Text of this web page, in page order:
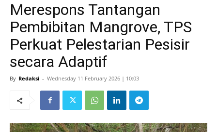
Merespons Tantangan
Pembibitan Mangrove, TPS
Perkuat Pelestarian Pesisir
secara Adaptif
By Redaksi - Wednesday 11 February 2026 | 10:03